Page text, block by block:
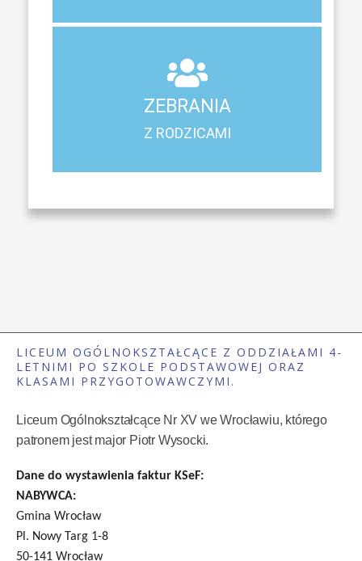
ZEBRANIA
Z RODZICAMI
Z RODZICAMI
Harmonogram spotkań i konsultacji z rodzicami
LICEUM OGÓLNOKSZTAŁCĄCE Z ODDZIAŁAMI 4-
LETNIMI PO SZKOLE PODSTAWOWEJ ORAZ
KLASAMI PRZYGOTOWAWCZYMI.
Liceum Ogólnokształcące Nr XV we Wrocławiu, którego
patronem jest major Piotr Wysocki.
Dane do wystawienia faktur KSeF:
NABYWCA:
Gmina Wrocław
Pl. Nowy Targ 1-8
50-141 Wrocław